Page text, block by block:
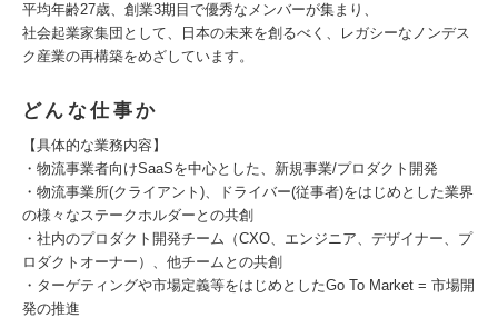
平均年齢27歳、創業3期目で優秀なメンバーが集まり、
社会起業家集団として、日本の未来を創るべく、レガシーなノンデス
ク産業の再構築をめざしています。
どんな仕事か
【具体的な業務内容】
・物流事業者向けSaaSを中心とした、新規事業/プロダクト開発
・物流事業所(クライアント)、ドライバー(従事者)をはじめとした業界
の様々なステークホルダーとの共創
・社内のプロダクト開発チーム（CXO、エンジニア、デザイナー、プ
ロダクトオーナー）、他チームとの共創
・ターゲティングや市場定義等をはじめとしたGo To Market = 市場開
発の推進